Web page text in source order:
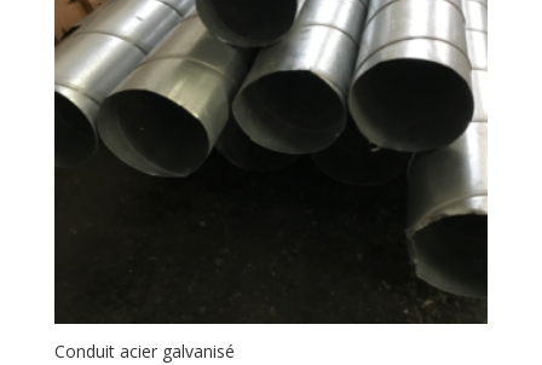
Conduit acier galvanisé